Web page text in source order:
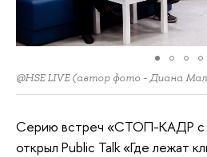
@HSE LIVE (автор фото - Диана
Серию встреч «СТОП-КАДР с
открыл Public Talk «Где лежат